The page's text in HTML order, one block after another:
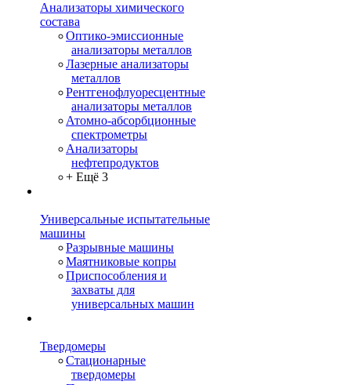
Анализаторы химического
состава
Оптико-эмиссионные
анализаторы металлов
Лазерные анализаторы
металлов
Рентгенофлуоресцентные
анализаторы металлов
Атомно-абсорбционные
спектрометры
Анализаторы
нефтепродуктов
+ Ещё 3
Универсальные испытательные
машины
Разрывные машины
Маятниковые копры
Приспособления и
захваты для
универсальных машин
Твердомеры
Стационарные
твердомеры